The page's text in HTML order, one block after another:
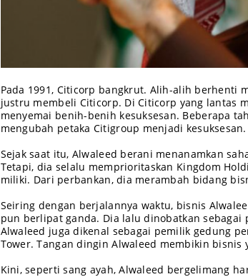
Pada 1991, Citicorp bangkrut. Alih-alih berhenti
justru membeli Citicorp. Di Citicorp yang lantas
menyemai benih-benih kesuksesan. Beberapa
mengubah petaka Citigroup menjadi kesuksesan.
Sejak saat itu, Alwaleed berani menanamkan
Tetapi, dia selalu memprioritaskan Kingdom
miliki. Dari perbankan, dia merambah bidang
Seiring dengan berjalannya waktu, bisnis
pun berlipat ganda. Dia lalu dinobatkan sebagai
Alwaleed juga dikenal sebagai pemilik gedung
Tower. Tangan dingin Alwaleed membikin
Kini, seperti sang ayah, Alwaleed bergelimang